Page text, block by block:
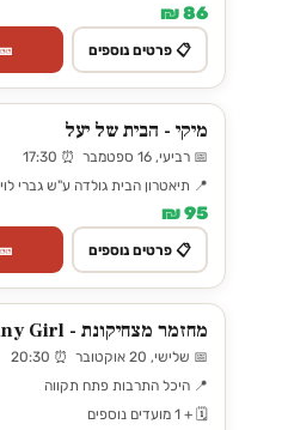
86 ₪
📋 פרטים נוספים
מיקי - הבית של יעל
📅 רביעי, 16 ספטמבר ⏰ 17:30
📍 תיאטרון הבית גולדה ע"ש גברי לוי
95 ₪
📋 פרטים נוספים
מחזמר מצחיקונת - Funny Girl
📅 שלישי, 20 אוקטובר ⏰ 20:30
📍 היכל התרבות פתח תקווה
🗓️ + 1 מועדים נוספים